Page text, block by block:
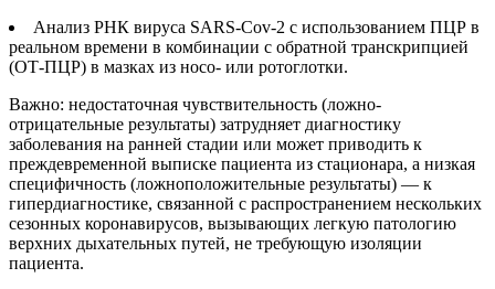
Анализ РНК вируса SARS-Cov-2 с использованием ПЦР в
реальном времени в комбинации с обратной транскрипцией
(ОТ-ПЦР) в мазках из носо- или ротоглотки.
Важно: недостаточная чувствительность (ложно-
отрицательные результаты) затрудняет диагностику
заболевания на ранней стадии или может приводить к
преждевременной выписке пациента из стационара, а низкая
специфичность (ложноположительные результаты) — к
гипердиагностике, связанной с распространением нескольких
сезонных коронавирусов, вызывающих легкую патологию
верхних дыхательных путей, не требующую изоляции
пациента.